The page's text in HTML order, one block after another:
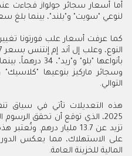
لنوعي "سويت" و"بلند"، بينما بلغ سعر
التوالي.
هذه التعديلات تأتي في سياق
2025، الذي توقع أن تحقق
تزيد عن 13.7 مليار درهم.
على الاستهلاك، مما يعكس الدور
المالية للخزينة العامة.